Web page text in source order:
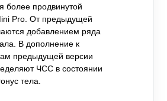
более продвинутой
Pro. От предыдущей
добавлением ряда
В дополнение к
предыдущей версии
ЧСС в состоянии
тела.